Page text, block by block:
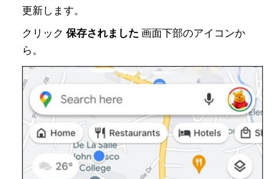
更新します。
クリック 保存されました 画面下部のアイコンか
ら。